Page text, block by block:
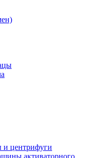
центрифуги
активаторного